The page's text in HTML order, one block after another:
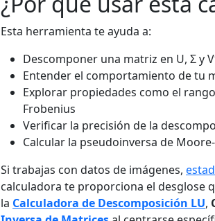
Esta herramienta te ayuda a:
Descomponer una matriz en U, Σ y
Entender el comportamiento de tu
Explorar propiedades como el
Frobenius
Verificar la precisión de la
Calcular la pseudoinversa de
Si trabajas con datos de imágenes,
calculadora te proporciona el desglose
la Calculadora de Descomposición LU,